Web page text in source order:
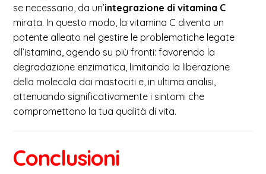
se necessario, da un’integrazione di vitamina C
mirata. In questo modo, la vitamina C diventa un
potente alleato nel gestire le problematiche legate
all’istamina, agendo su più fronti: favorendo la
degradazione enzimatica, limitando la liberazione
della molecola dai mastociti e, in ultima analisi,
attenuando significativamente i sintomi che
compromettono la tua qualità di vita.
Conclusioni